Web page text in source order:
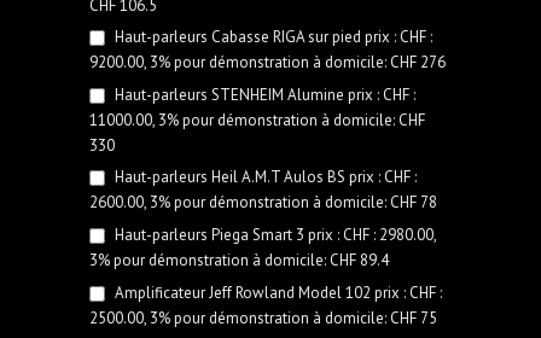
CHF 106.5
Haut-parleurs Cabasse RIGA sur pied prix : CHF :
9200.00, 3% pour démonstration à domicile: CHF 276
Haut-parleurs STENHEIM Alumine prix : CHF :
11000.00, 3% pour démonstration à domicile: CHF
330
Haut-parleurs Heil A.M.T Aulos BS prix : CHF :
2600.00, 3% pour démonstration à domicile: CHF 78
Haut-parleurs Piega Smart 3 prix : CHF : 2980.00,
3% pour démonstration à domicile: CHF 89.4
Amplificateur Jeff Rowland Model 102 prix : CHF :
2500.00, 3% pour démonstration à domicile: CHF 75